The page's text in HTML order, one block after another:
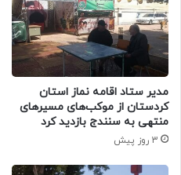
مدیر ستاد اقامه نماز استان
کردستان از موکب‌های مسیرهای
منتهی به سنندج بازدید کرد
3 روز پیش